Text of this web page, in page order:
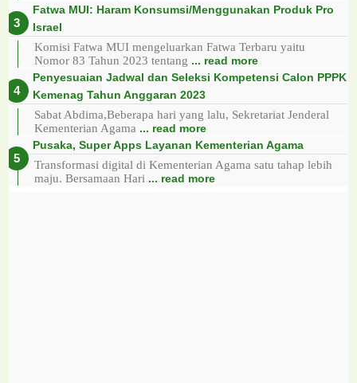
Fatwa MUI: Haram Konsumsi/Menggunakan Produk Pro
Israel
Komisi Fatwa MUI mengeluarkan Fatwa Terbaru yaitu
Nomor 83 Tahun 2023 tentang ... read more
Penyesuaian Jadwal dan Seleksi Kompetensi Calon PPPK
Kemenag Tahun Anggaran 2023
Sabat Abdima,Beberapa hari yang lalu, Sekretariat Jenderal
Kementerian Agama ... read more
Pusaka, Super Apps Layanan Kementerian Agama
Transformasi digital di Kementerian Agama satu tahap lebih
maju. Bersamaan Hari ... read more